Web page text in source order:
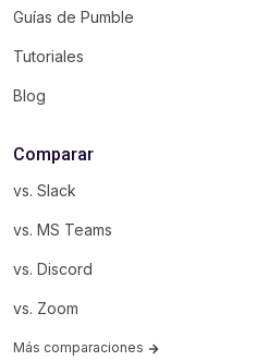
Guías de Pumble
Tutoriales
Blog
Comparar
vs. Slack
vs. MS Teams
vs. Discord
vs. Zoom
Más comparaciones